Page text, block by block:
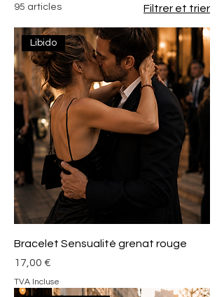
95 articles Filtrer et trier
Libido
Bracelet Sensualité grenat rouge
Prix
17,00 €
TVA Incluse